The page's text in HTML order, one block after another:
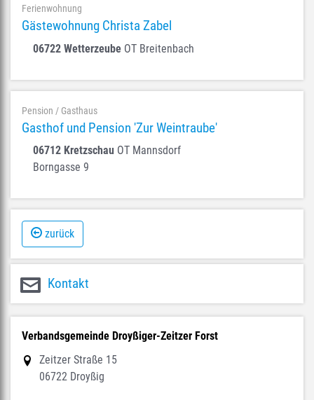
Ferienwohnung
Gästewohnung Christa Zabel
06722 Wetterzeube OT Breitenbach
Pension / Gasthaus
Gasthof und Pension 'Zur Weintraube'
06712 Kretzschau OT Mannsdorf
Borngasse 9
zurück
Kontakt
Verbandsgemeinde Droyßiger-Zeitzer Forst
Zeitzer Straße 15
06722 Droyßig